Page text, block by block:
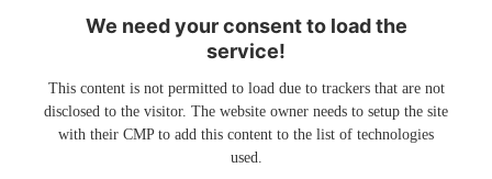
We need your consent to load the
service!
This content is not permitted to load due to trackers that are not
disclosed to the visitor. The website owner needs to setup the site
with their CMP to add this content to the list of technologies
used.